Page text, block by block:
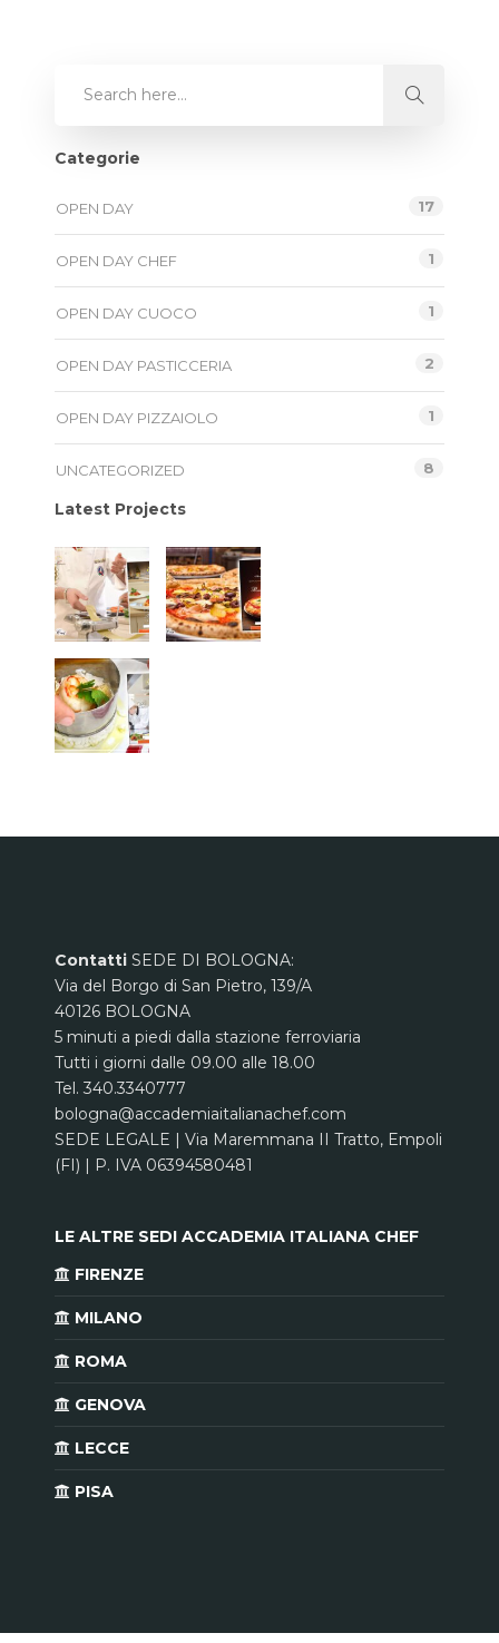
Categorie
OPEN DAY 17
OPEN DAY CHEF 1
OPEN DAY CUOCO 1
OPEN DAY PASTICCERIA 2
OPEN DAY PIZZAIOLO 1
UNCATEGORIZED 8
Latest Projects
Contatti SEDE DI BOLOGNA:
Via del Borgo di San Pietro, 139/A
40126 BOLOGNA
5 minuti a piedi dalla stazione ferroviaria
Tutti i giorni dalle 09.00 alle 18.00
Tel. 340.3340777
bologna@accademiaitalianachef.com
SEDE LEGALE | Via Maremmana II Tratto, Empoli
(FI) | P. IVA 06394580481
LE ALTRE SEDI ACCADEMIA ITALIANA CHEF
FIRENZE
MILANO
ROMA
GENOVA
LECCE
PISA